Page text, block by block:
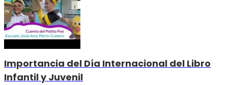
Importancia del Día Internacional del Libro
Infantil y Juvenil